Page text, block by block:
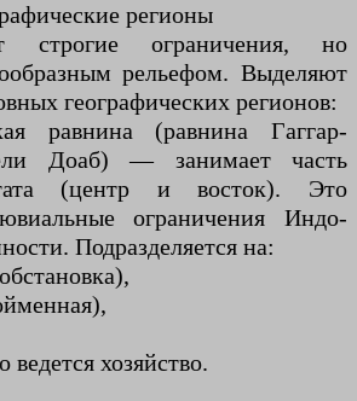
регионы
строгие ограничения, но
рельефом. Выделяют
географических регионов:
равнина (равнина Гаггар-
Доаб) — занимает часть
(центр и восток). Это
ограничения Индо-
Подразделяется на:
ведется хозяйство.